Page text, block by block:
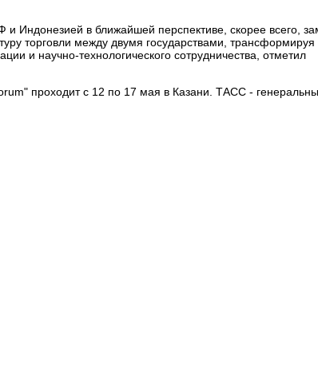
Индонезией в ближайшей перспективе, скорее всего,
торговли между двумя государствами, трансформируя
и научно-технологического сотрудничества, отметил
проходит с 12 по 17 мая в Казани. ТАСС -